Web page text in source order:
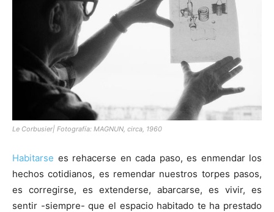
Le Corbusier| Fotografía: MAGNUN, circa, 1960
Habitarse es rehacerse en cada paso, es enmendar los
hechos cotidianos, es remendar nuestros torpes pasos,
es corregirse, es extenderse, abarcarse, es vivir, es
sentir -siempre- que el espacio habitado te ha prestado